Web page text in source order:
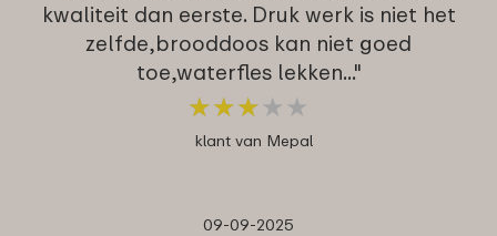
kwaliteit dan eerste. Druk werk is niet het
zelfde,brooddoos kan niet goed
toe,waterfles lekken..."
★★★ ★ ★
★★★ ★ ★
klant van Mepal
09-09-2025